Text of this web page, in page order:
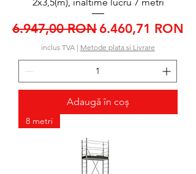
Preț normal
6.947,00 RON Preț redus
6.460,71 RON
inclus TVA | Metode plata si Livrare
Adaugă în coș
8 metri